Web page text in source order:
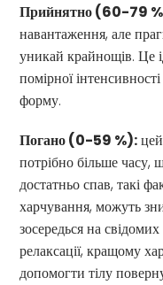
Прийнятно (60-79
навантаження, але
уникай крайнощів. Це
помірної
форму.
Погано (0-59 %):
потрібно більше часу,
достатньо спав, такі
харчування, можуть
зосередься на
релаксації, кращому
допомогти тілу